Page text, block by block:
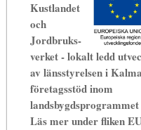
Kustlandet
och
Jordbruks-
verket - lokaltledd
av länsstyrelsen i
företagsstöd inom
Läs mer under fliken